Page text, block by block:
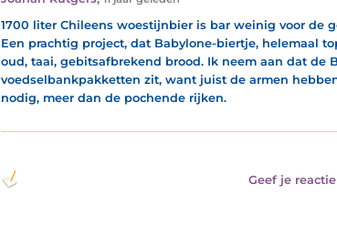
1700 liter Chileens woestijnbier is bar weinig voor de
Een prachtig project, dat Babylone-biertje, helemaal
oud, taai, gebitsafbrekend brood. Ik neem aan dat de
voedselbankpakketten zit, want juist de armen
nodig, meer dan de pochende rijken.
Geef je